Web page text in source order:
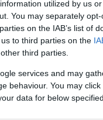
utilized by us
You may separately
on the IAB’s list of
to third parties on the
third parties.
services and may
behaviour. You may
data for below
meg.
a
állapotot."